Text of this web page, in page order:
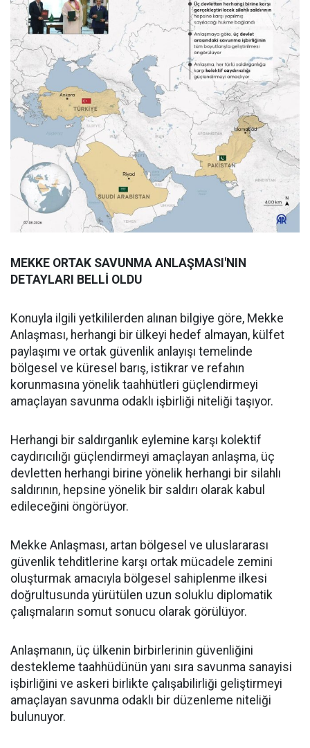
MEKKE ORTAK SAVUNMA ANLAŞMASI'NIN
DETAYLARI BELLİ OLDU
Konuyla ilgili yetkililerden alınan bilgiye göre, Mekke
Anlaşması, herhangi bir ülkeyi hedef almayan, külfet
paylaşımı ve ortak güvenlik anlayışı temelinde
bölgesel ve küresel barış, istikrar ve refahın
korunmasına yönelik taahhütleri güçlendirmeyi
amaçlayan savunma odaklı işbirliği niteliği taşıyor.
Herhangi bir saldırganlık eylemine karşı kolektif
caydırıcılığı güçlendirmeyi amaçlayan anlaşma, üç
devletten herhangi birine yönelik herhangi bir silahlı
saldırının, hepsine yönelik bir saldırı olarak kabul
edileceğini öngörüyor.
Mekke Anlaşması, artan bölgesel ve uluslararası
güvenlik tehditlerine karşı ortak mücadele zemini
oluşturmak amacıyla bölgesel sahiplenme ilkesi
doğrultusunda yürütülen uzun soluklu diplomatik
çalışmaların somut sonucu olarak görülüyor.
Anlaşmanın, üç ülkenin birbirlerinin güvenliğini
destekleme taahhüdünün yanı sıra savunma sanayisi
işbirliğini ve askeri birlikte çalışabilirliği geliştirmeyi
amaçlayan savunma odaklı bir düzenleme niteliği
bulunuyor.